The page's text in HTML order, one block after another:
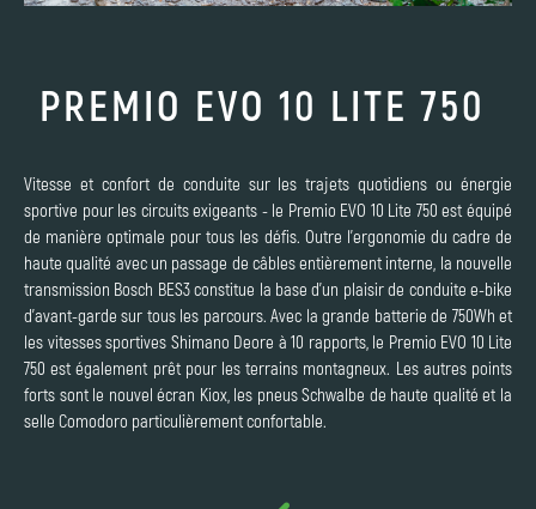
PREMIO EVO 10 LITE 750
Vitesse et confort de conduite sur les trajets quotidiens ou énergie
sportive pour les circuits exigeants - le Premio EVO 10 Lite 750 est équipé
de manière optimale pour tous les défis. Outre l'ergonomie du cadre de
haute qualité avec un passage de câbles entièrement interne, la nouvelle
transmission Bosch BES3 constitue la base d'un plaisir de conduite e-bike
d'avant-garde sur tous les parcours. Avec la grande batterie de 750Wh et
les vitesses sportives Shimano Deore à 10 rapports, le Premio EVO 10 Lite
750 est également prêt pour les terrains montagneux. Les autres points
forts sont le nouvel écran Kiox, les pneus Schwalbe de haute qualité et la
selle Comodoro particulièrement confortable.